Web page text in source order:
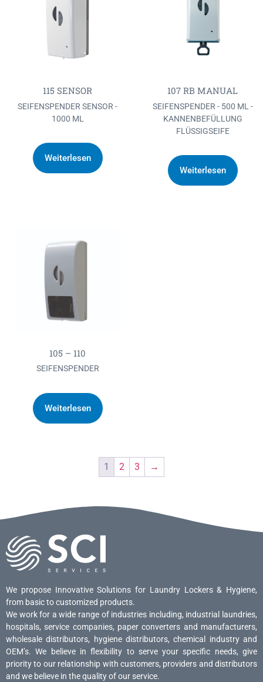
115 SENSOR
SEIFENSPENDER SENSOR -
1000 ML
Weiterlesen
107 RB MANUAL
SEIFENSPENDER - 500 ML -
KANNENBEFÜLLUNG
FLÜSSIGSEIFE
Weiterlesen
105 – 110
SEIFENSPENDER
Weiterlesen
1 2 3 →
We propose Innovative Solutions for Laundry Lockers & Hygiene,
from basic to customized products.
We work for a wide range of industries including, industrial laundries,
hospitals, service companies, paper converters and manufacturers,
wholesale distributors, hygiene distributors, chemical industry and
OEM’s. We believe in flexibility to serve your specific needs, give
priority to our relationship with customers, providers and distributors
and we believe in the quality of our service.